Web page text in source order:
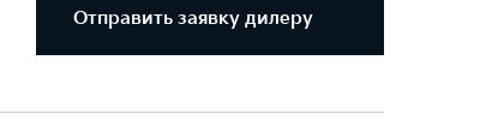
Отправить заявку дилеру